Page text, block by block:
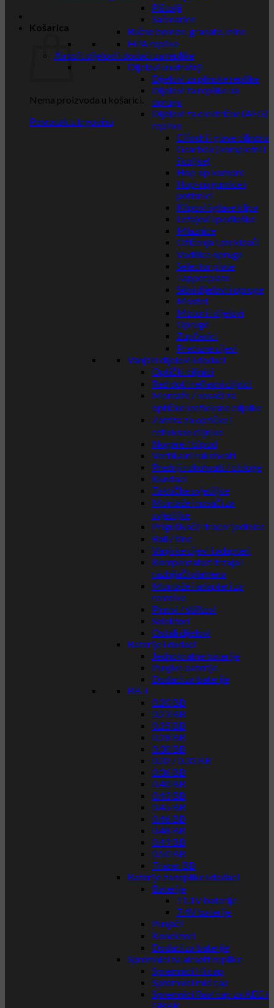
Košarica
Nema proizvoda u košarici.
Povratak u trgovinu
Pištolji
Sačmarice
Ručne bombe, granate, mine
HPA replike
Airsoft dijelovi i dodaci za replike
Dijelovi unutrašnji
Dijelovi za plinske replike
Dijelovi za replike na
oprugu
Dijelovi za električne (AEG)
replike
Cilindri i glave cilindra
Gearbox (kompletni i
školjke)
Hop-up komore
Hop-up gumice i
potisnici
Klipovi i glave klipa
Ležajevi i podloške
Mlaznice
Ožičenja i prekidači
Vodilice opruge
Selector plate
Tappet plate
Sitni dijelovi i opruge
Mosfet
Motori i dijelovi
Opruge
Zupčanici
Precizne cijevi
Vanjski dijelovi i dodaci
Optički ciljnici
Red dot i reflexni ciljnici
Montaže / nosači za
optičke i refleksne ciljnike
Zaštita za optičke i
refleksne ciljnike
Nogare / bipod
Vertikalni rukohvati
Prednji rukohvati / obloge
Kundaci
Taktičke svjetiljke
Montaže i nosači za
svjetiljke
Prigušivači i tracer jedinice
Rail / šine
Vanjske cijevi i adapteri
Kompenzatori trzaja i
razbijači plamena
Montaže i adapteri za
remnike
Pinovi / štiftovi
Selektori
Ostali dijelovi
Baterije i dodaci
Jednokratne baterije
Punjive baterije
Dodaci za baterije
BB-i
0.20 BB
0.23 BB
0.25 BB
0.28 BB
0.30 BB
0.32 / 0.33 BB
0.36 BB
0.40 BB
0.43 BB
0.45 BB
0.46 BB
0.48 BB
0.49 BB
0.50 BB
Tracer BB
Baterije za replike i dodaci
Baterije
11.1V baterije
7.4V baterije
Punjači
Konektori
Dodaci za baterije
Spremnici za airsoft replike
Spremnici Hi cap
Spremnici mid cap
Spremnici Real cap za AEG i
GBBR